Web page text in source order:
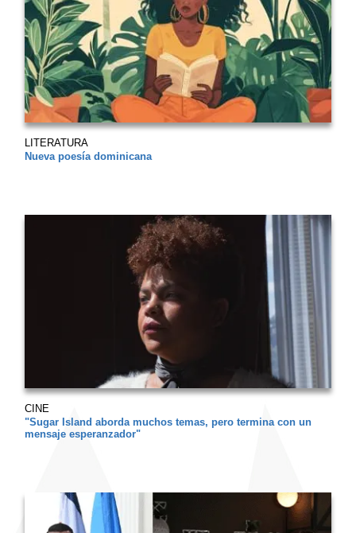
LITERATURA
Nueva poesía dominicana
CINE
"Sugar Island aborda muchos temas, pero termina con un
mensaje esperanzador"